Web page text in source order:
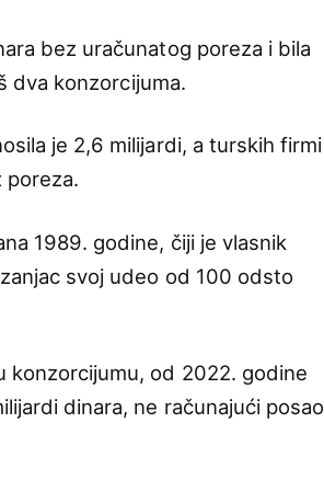
bez uračunatog poreza i bila
dva konzorcijuma.
je 2,6 milijardi, a turskih firmi
poreza.
1989. godine, čiji je vlasnik
svoj udeo od 100 odsto
konzorcijumu, od 2022. godine
dinara, ne računajući posao